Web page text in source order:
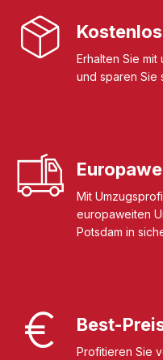
Erhalten Sie
und sparen Sie
Mit
europaweiten
Potsdam in
Best-
Profitieren Sie